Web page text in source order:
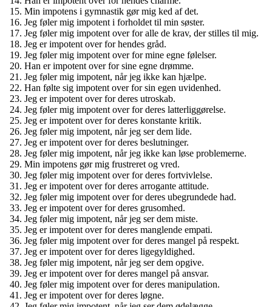
Min impotens i gymnastik gør mig ked af det.
Jeg føler mig impotent i forholdet til min søster.
Jeg føler mig impotent over for alle de krav, der stilles til mig.
Jeg er impotent over for hendes gråd.
Jeg føler mig impotent over for mine egne følelser.
Han er impotent over for sine egne drømme.
Jeg føler mig impotent, når jeg ikke kan hjælpe.
Han følte sig impotent over for sin egen uvidenhed.
Jeg er impotent over for deres utroskab.
Jeg føler mig impotent over for deres latterliggørelse.
Jeg er impotent over for deres konstante kritik.
Jeg føler mig impotent, når jeg ser dem lide.
Jeg er impotent over for deres beslutninger.
Jeg føler mig impotent, når jeg ikke kan løse problemerne.
Min impotens gør mig frustreret og vred.
Jeg føler mig impotent over for deres fortvivlelse.
Jeg er impotent over for deres arrogante attitude.
Jeg føler mig impotent over for deres ubegrundede had.
Jeg er impotent over for deres grusomhed.
Jeg føler mig impotent, når jeg ser dem miste.
Jeg er impotent over for deres manglende empati.
Jeg føler mig impotent over for deres mangel på respekt.
Jeg er impotent over for deres ligegyldighed.
Jeg føler mig impotent, når jeg ser dem opgive.
Jeg er impotent over for deres mangel på ansvar.
Jeg føler mig impotent over for deres manipulation.
Jeg er impotent over for deres løgne.